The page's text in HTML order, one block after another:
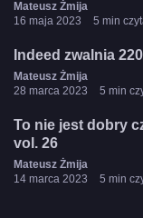
Mateusz Żmija
16 maja 2023
5 min
Indeed zwalnia
Mateusz Żmija
28 marca 2023
5 min
To nie jest dobry
vol. 26
Mateusz Żmija
14 marca 2023
5 min